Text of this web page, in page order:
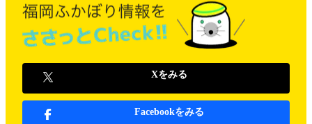
Xをみる
Facebookをみる